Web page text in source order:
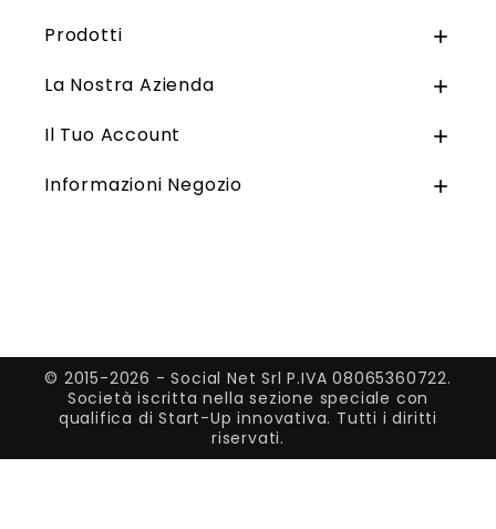
Prodotti 
La Nostra Azienda 
Il Tuo Account 
Informazioni Negozio 
© 2015-2026 - Social Net Srl P.IVA 08065360722.
Società iscritta nella sezione speciale con
qualifica di Start-Up innovativa. Tutti i diritti
riservati.